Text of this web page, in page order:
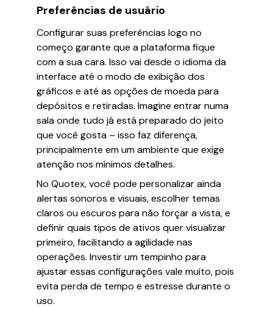
Preferências de usuário
Configurar suas preferências logo no
começo garante que a plataforma fique
com a sua cara. Isso vai desde o idioma da
interface até o modo de exibição dos
gráficos e até as opções de moeda para
depósitos e retiradas. Imagine entrar numa
sala onde tudo já está preparado do jeito
que você gosta – isso faz diferença,
principalmente em um ambiente que exige
atenção nos mínimos detalhes.
No Quotex, você pode personalizar ainda
alertas sonoros e visuais, escolher temas
claros ou escuros para não forçar a vista, e
definir quais tipos de ativos quer visualizar
primeiro, facilitando a agilidade nas
operações. Investir um tempinho para
ajustar essas configurações vale muito, pois
evita perda de tempo e estresse durante o
uso.